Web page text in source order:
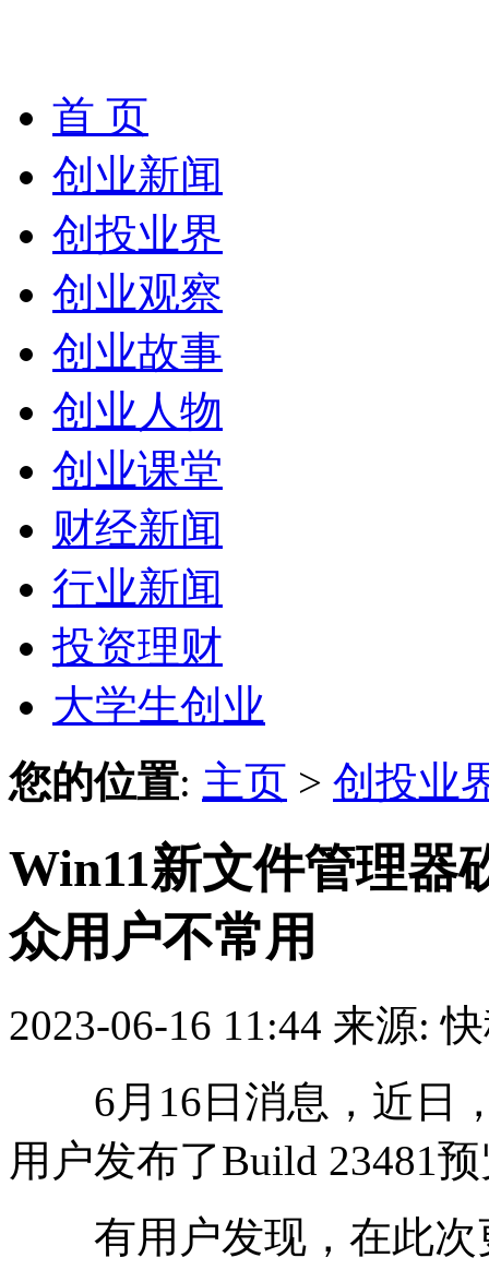
首 页
创业新闻
创投业界
创业观察
创业故事
创业人物
创业课堂
财经新闻
行业新闻
投资理财
大学生创业
您的位置: 主页 > 创投业
Win11新文件管理器
众用户不常用
2023-06-16 11:44 来源:
6月16日消息，近日，
用户发布了Build 23481
有用户发现，在此次